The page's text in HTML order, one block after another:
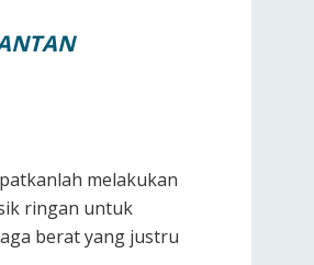
melakukan
ringan untuk
berat yang justru